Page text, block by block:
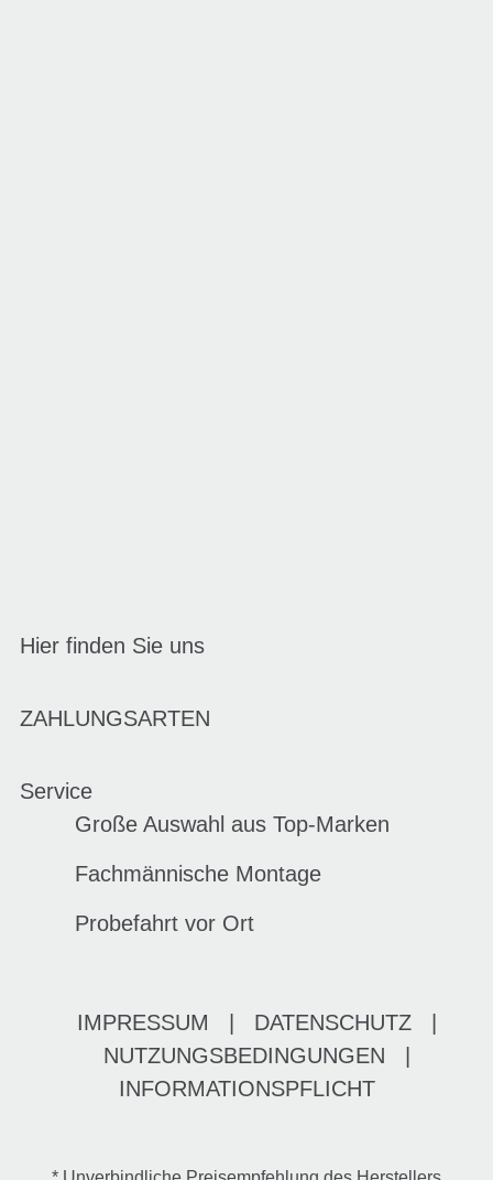
Hier finden Sie uns
ZAHLUNGSARTEN
Service
Große Auswahl aus Top-Marken
Fachmännische Montage
Probefahrt vor Ort
IMPRESSUM DATENSCHUTZ
NUTZUNGSBEDINGUNGEN
INFORMATIONSPFLICHT